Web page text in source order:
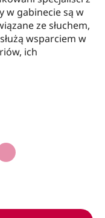
w gabinecie są w
ze słuchem,
wsparciem w
ich